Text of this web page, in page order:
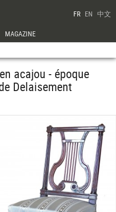
FR EN 中文
MAGAZINE
acajou - époque
Delaisement